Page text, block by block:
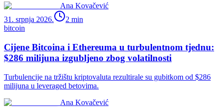
Ana Kovačević
31. srpnja 2026.
2 min
bitcoin
Cijene Bitcoina i Ethereuma u turbulentnom tjednu:
$286 milijuna izgubljeno zbog volatilnosti
Turbulencije na tržištu kriptovaluta rezultirale su gubitkom od $286
milijuna u leveraged betovima.
Ana Kovačević